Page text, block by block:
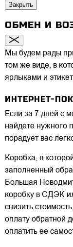
Закрыть
ОБМЕН И
Мы будем рады
том же виде, в
ярлыками и
ИНТЕРНЕТ-
Если за 7 дней с
найдете нужного
порадует вас
Коробка, в
заполненный
Большая
коробку в СДЭК
снизить
оплату обратной
оплатить ее